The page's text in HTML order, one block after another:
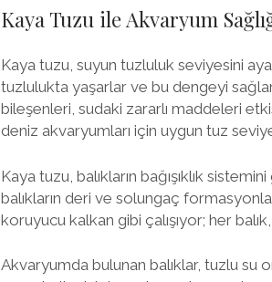
Kaya Tuzu ile Akvaryum
Kaya tuzu, suyun tuzluluk seviyesini
tuzlulukta yaşarlar ve bu dengeyi
bileşenleri, sudaki zararlı maddeleri
deniz akvaryumları için uygun tuz
Kaya tuzu, balıkların bağışıklık
balıkların deri ve solungaç
koruyucu kalkan gibi çalışıyor; her
Akvaryumda bulunan balıklar, tuzlu su